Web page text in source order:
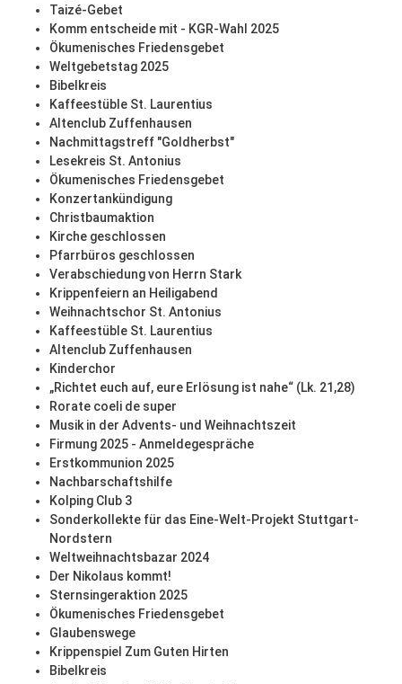
Taizé-Gebet
Komm entscheide mit - KGR-Wahl 2025
Ökumenisches Friedensgebet
Weltgebetstag 2025
Bibelkreis
Kaffeestüble St. Laurentius
Altenclub Zuffenhausen
Nachmittagstreff "Goldherbst"
Lesekreis St. Antonius
Ökumenisches Friedensgebet
Konzertankündigung
Christbaumaktion
Kirche geschlossen
Pfarrbüros geschlossen
Verabschiedung von Herrn Stark
Krippenfeiern an Heiligabend
Weihnachtschor St. Antonius
Kaffeestüble St. Laurentius
Altenclub Zuffenhausen
Kinderchor
„Richtet euch auf, eure Erlösung ist nahe“ (Lk. 21,28)
Rorate coeli de super
Musik in der Advents- und Weihnachtszeit
Firmung 2025 - Anmeldegespräche
Erstkommunion 2025
Nachbarschaftshilfe
Kolping Club 3
Sonderkollekte für das Eine-Welt-Projekt Stuttgart-
Nordstern
Weltweihnachtsbazar 2024
Der Nikolaus kommt!
Sternsingeraktion 2025
Ökumenisches Friedensgebet
Glaubenswege
Krippenspiel Zum Guten Hirten
Bibelkreis